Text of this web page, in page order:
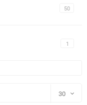
50
1
30